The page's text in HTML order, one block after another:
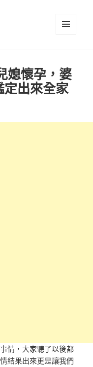
媳懷孕，婆
定出來全家
情，大家聽了以後都
結果出來更是讓我們